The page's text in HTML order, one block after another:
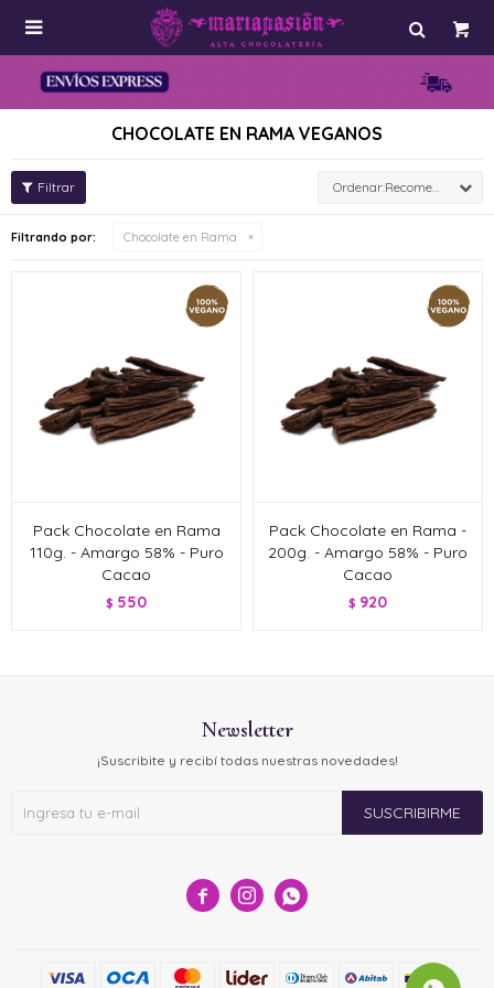

CHOCOLATE EN RAMA VEGANOS
Recomendados
Filtrando por: Chocolate en Rama
Pack Chocolate en Rama
110g. - Amargo 58% - Puro
Cacao
$ 550
Pack Chocolate en Rama -
200g. - Amargo 58% - Puro
Cacao
$ 920
  
Newsletter
¡Suscribite y recibí todas nuestras novedades!
SUSCRIBIRME